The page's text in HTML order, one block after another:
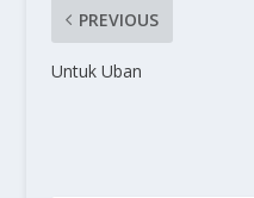
PREVIOUS
Untuk Uban